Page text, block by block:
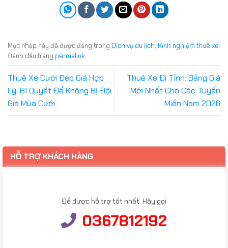
Mục nhập này đã được đăng trong Dịch vụ du lịch Kinh nghiệm thuê xe
Đánh dấu trang permalink
Thuê Xe Cưới Đẹp Giá Hợp
Lý: Bí Quyết Để Không Bị Đội
Giá Mùa Cưới
Thuê Xe Đi Tỉnh: Bảng Giá
Mới Nhất Cho Các Tuyến
Miền Nam 2026
HỖ TRỢ KHÁCH HÀNG
Để được hỗ trợ tốt nhất. Hãy gọi
0367812192